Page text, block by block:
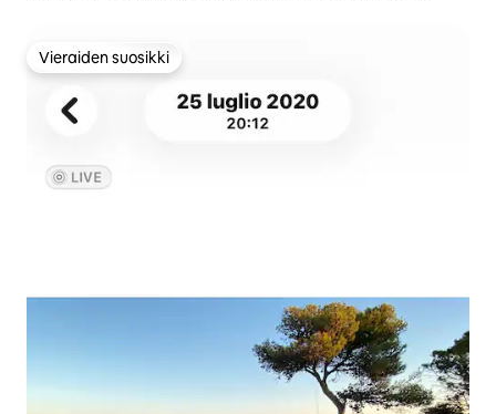
Vieraiden suosikki
Vieraiden suosikki